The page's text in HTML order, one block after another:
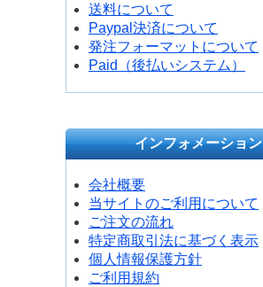
送料について
Paypal決済について
発注フォーマットについて
Paid（後払いシステム）
インフォメーション
会社概要
当サイトのご利用について
ご注文の流れ
特定商取引法に基づく表示
個人情報保護方針
ご利用規約